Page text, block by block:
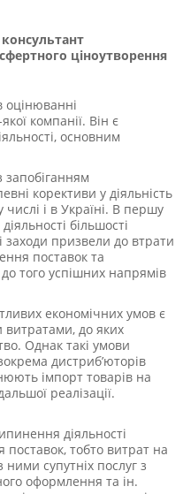
ціноутворення
оцінюванні
компанії. Він є
основним
запобіганням
корективи у діяльність
числі і в Україні. В першу
більшості
заходи призвели до втрати
поставок та
того успішних напрямів
економічних умов є
витратами, до яких
Однак такі умови
дистриб’юторів
імпорт товарів на
реалізації.
діяльності
поставок, тобто витрат на
ними супутніх послуг з
оформлення та ін.